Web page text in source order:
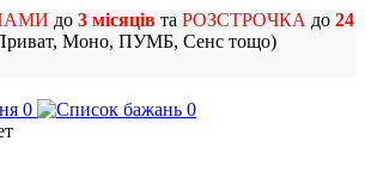
до 3 місяців та РОЗСТРОЧКА до 24
Моно, ПУМБ, Сенс тощо)
0
0